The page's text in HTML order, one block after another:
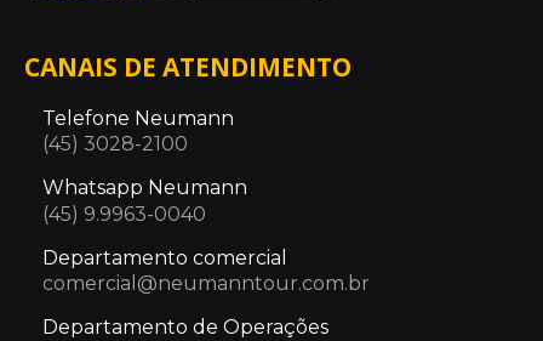
CANAIS DE ATENDIMENTO
Telefone Neumann
(45) 3028-2100
Whatsapp Neumann
(45) 9.9963-0040
Departamento comercial
comercial@neumanntour.com.br
Departamento de Operações